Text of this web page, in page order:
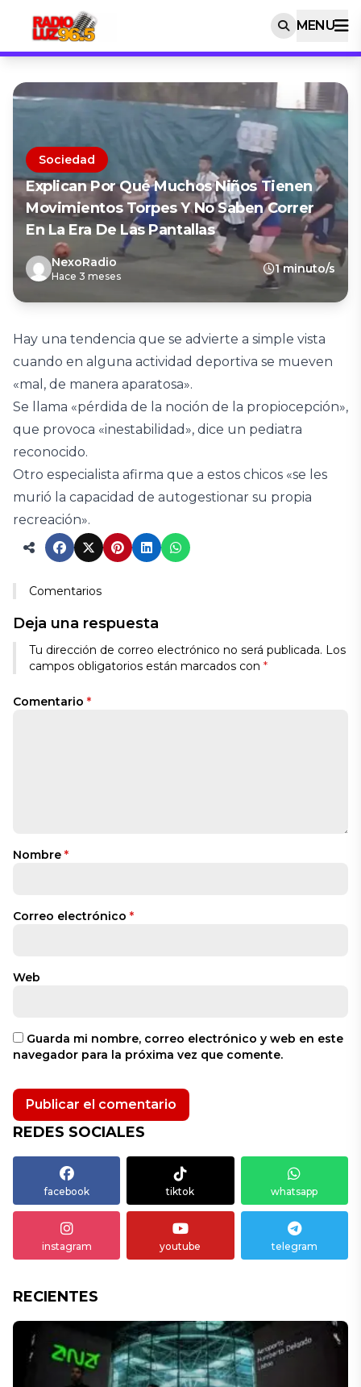
MENU
Sociedad
Explican Por Qué Muchos Niños Tienen
Movimientos Torpes Y No Saben Correr
En La Era De Las Pantallas
NexoRadio
Hace 3 meses
1 minuto/s
Hay una tendencia que se advierte a simple vista
cuando en alguna actividad deportiva se mueven
«mal, de manera aparatosa».
Se llama «pérdida de la noción de la propiocepción»,
que provoca «inestabilidad», dice un pediatra
reconocido.
Otro especialista afirma que a estos chicos «se les
murió la capacidad de autogestionar su propia
recreación».
Comentarios
Deja una respuesta
Tu dirección de correo electrónico no será publicada. Los
campos obligatorios están marcados con *
Comentario *
Nombre *
Correo electrónico *
Web
Guarda mi nombre, correo electrónico y web en este
navegador para la próxima vez que comente.
REDES SOCIALES
facebook tiktok whatsapp
instagram youtube telegram
RECIENTES